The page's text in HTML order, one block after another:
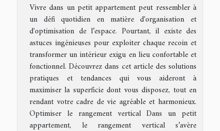
Vivre dans un petit appartement peut ressembler à
un défi quotidien en matière d'organisation et
d'optimisation de l’espace. Pourtant, il existe des
astuces ingénieuses pour exploiter chaque recoin et
transformer un intérieur exigu en lieu confortable et
fonctionnel. Découvrez dans cet article des solutions
pratiques et tendances qui vous aideront à
maximiser la superficie dont vous disposez, tout en
rendant votre cadre de vie agréable et harmonieux.
Optimiser le rangement vertical Dans un petit
appartement, le rangement vertical s’avère